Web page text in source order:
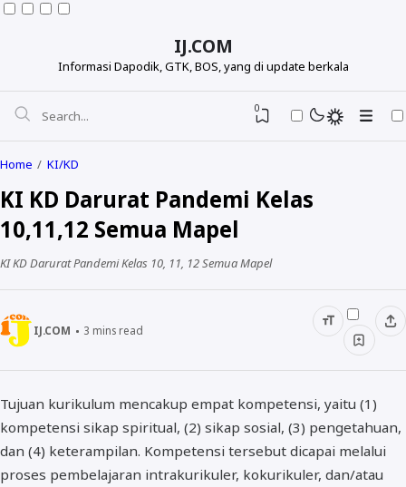
IJ.COM
Informasi Dapodik, GTK, BOS, yang di update berkala
BOS dan PIP
0
Home KI/KD
KI KD Darurat Pandemi Kelas
10,11,12 Semua Mapel
KI KD Darurat Pandemi Kelas 10, 11, 12 Semua Mapel
IJ.COM 3 mins read
Tujuan kurikulum mencakup empat kompetensi, yaitu (1)
kompetensi sikap spiritual, (2) sikap sosial, (3) pengetahuan,
dan (4) keterampilan. Kompetensi tersebut dicapai melalui
proses pembelajaran intrakurikuler, kokurikuler, dan/atau